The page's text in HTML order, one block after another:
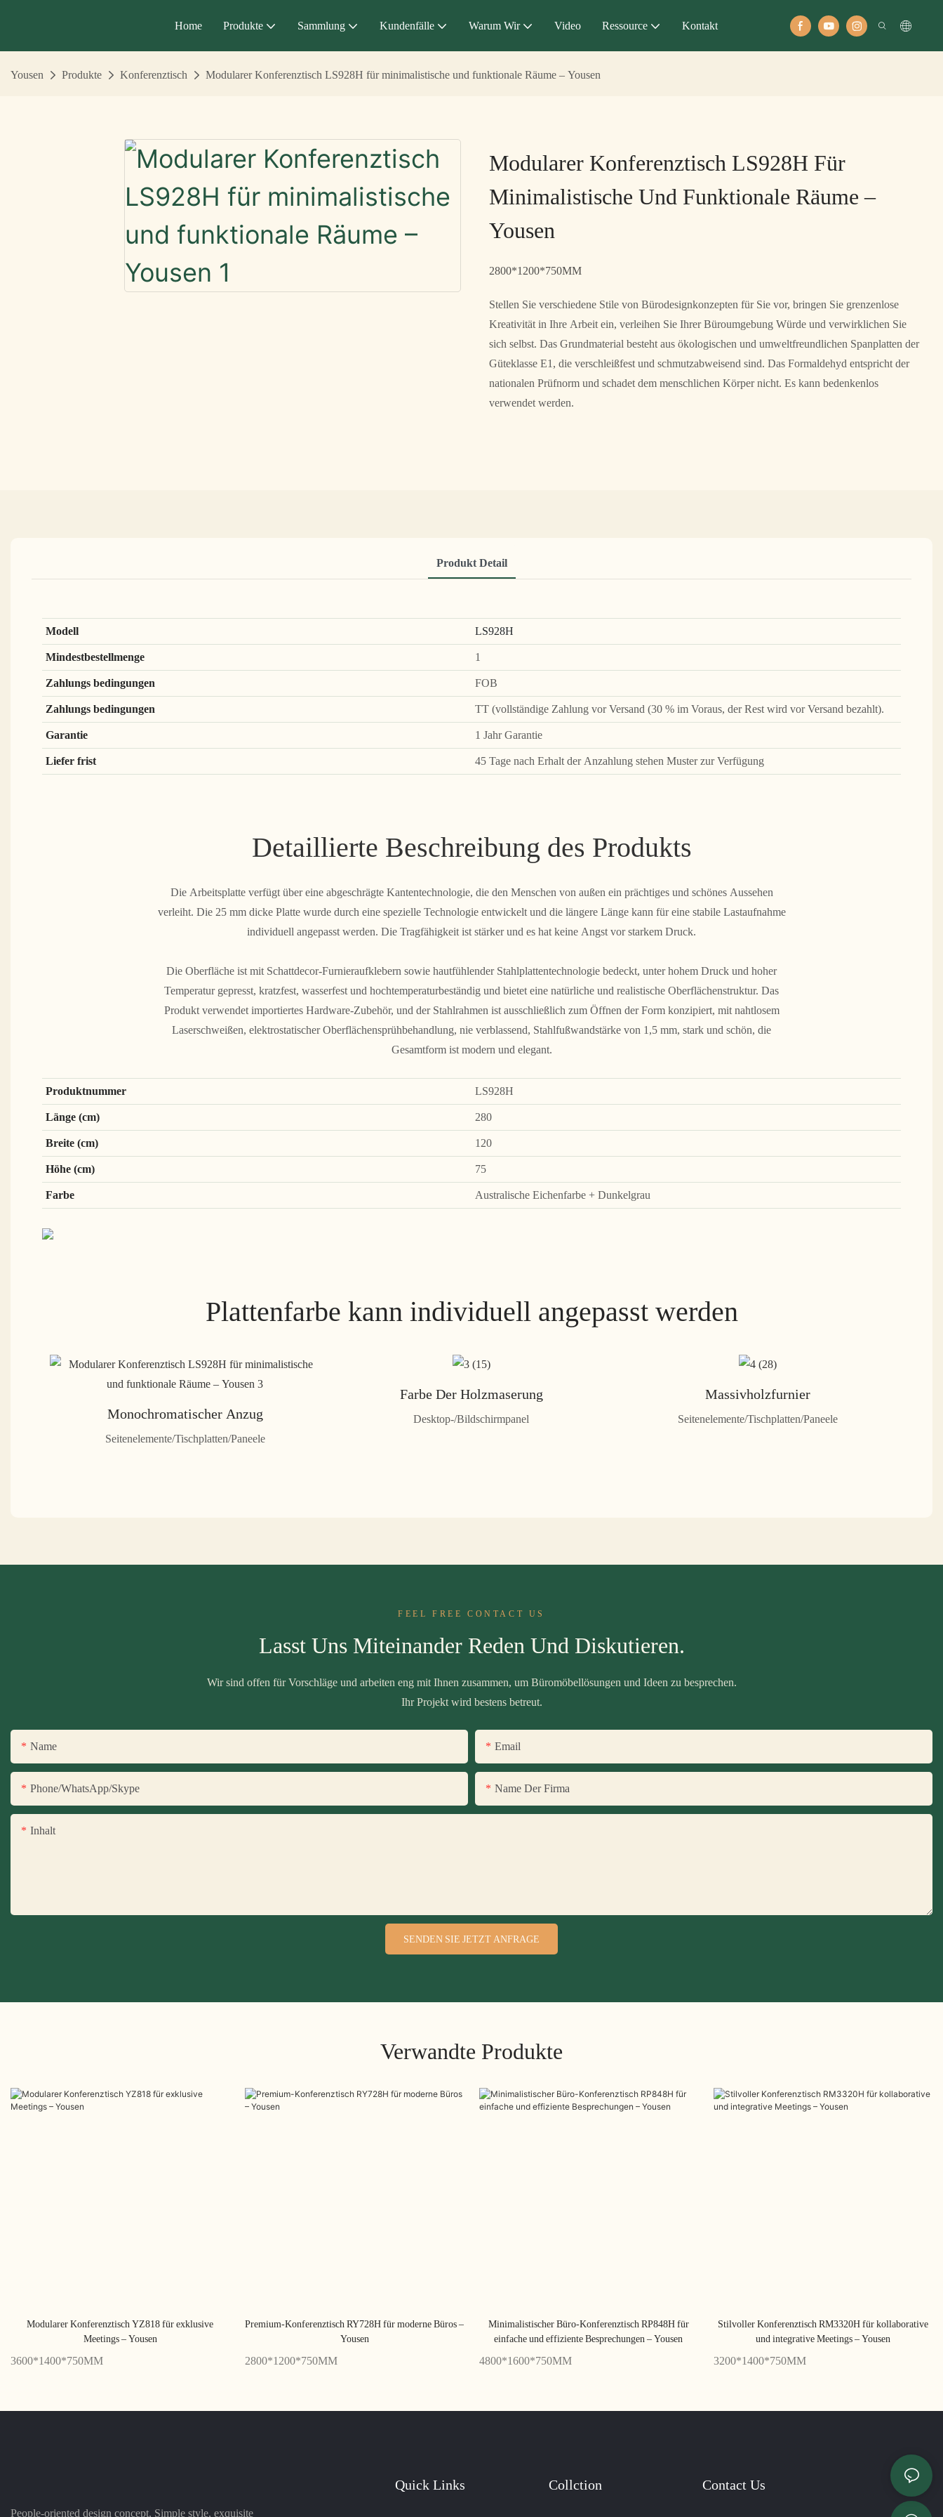
Home Produkte Sammlung Kundenfälle Warum Wir Video Ressource Kontakt
Yousen Produkte Konferenztisch Modularer Konferenztisch LS928H für minimalistische und funktionale Räume – Yousen
Modularer Konferenztisch LS928H Für
Minimalistische Und Funktionale Räume –
Yousen
2800*1200*750MM
Stellen Sie verschiedene Stile von Bürodesignkonzepten für Sie vor, bringen Sie grenzenlose
Kreativität in Ihre Arbeit ein, verleihen Sie Ihrer Büroumgebung Würde und verwirklichen Sie
sich selbst. Das Grundmaterial besteht aus ökologischen und umweltfreundlichen Spanplatten der
Güteklasse E1, die verschleißfest und schmutzabweisend sind. Das Formaldehyd entspricht der
nationalen Prüfnorm und schadet dem menschlichen Körper nicht. Es kann bedenkenlos
verwendet werden.
Produkt Detail
Modell
LS928H
Mindestbestellmenge
1
Zahlungs bedingungen
FOB
Zahlungs bedingungen
TT (vollständige Zahlung vor Versand (30 % im Voraus, der Rest wird vor Versand bezahlt).
Garantie
1 Jahr Garantie
Liefer frist
45 Tage nach Erhalt der Anzahlung stehen Muster zur Verfügung
Detaillierte Beschreibung des Produkts
Die Arbeitsplatte verfügt über eine abgeschrägte Kantentechnologie, die den Menschen von außen ein prächtiges und schönes Aussehen
verleiht. Die 25 mm dicke Platte wurde durch eine spezielle Technologie entwickelt und die längere Länge kann für eine stabile Lastaufnahme
individuell angepasst werden. Die Tragfähigkeit ist stärker und es hat keine Angst vor starkem Druck.
Die Oberfläche ist mit Schattdecor-Furnieraufklebern sowie hautfühlender Stahlplattentechnologie bedeckt, unter hohem Druck und hoher
Temperatur gepresst, kratzfest, wasserfest und hochtemperaturbeständig und bietet eine natürliche und realistische Oberflächenstruktur. Das
Produkt verwendet importiertes Hardware-Zubehör, und der Stahlrahmen ist ausschließlich zum Öffnen der Form konzipiert, mit nahtlosem
Laserschweißen, elektrostatischer Oberflächensprühbehandlung, nie verblassend, Stahlfußwandstärke von 1,5 mm, stark und schön, die
Gesamtform ist modern und elegant.
Produktnummer
LS928H
Länge (cm)
280
Breite (cm)
120
Höhe (cm)
75
Farbe
Australische Eichenfarbe + Dunkelgrau
Plattenfarbe kann individuell angepasst werden
Monochromatischer Anzug
Seitenelemente/Tischplatten/Paneele
Farbe Der Holzmaserung
Desktop-/Bildschirmpanel
Massivholzfurnier
Seitenelemente/Tischplatten/Paneele
FEEL FREE CONTACT US
Lasst Uns Miteinander Reden Und Diskutieren.
Wir sind offen für Vorschläge und arbeiten eng mit Ihnen zusammen, um Büromöbellösungen und Ideen zu besprechen.
Ihr Projekt wird bestens betreut.
Name Email
Phone/WhatsApp/Skype Name Der Firma
Inhalt
SENDEN SIE JETZT ANFRAGE
Verwandte Produkte
Modularer Konferenztisch YZ818 für exklusive
Meetings – Yousen
3600*1400*750MM
Premium-Konferenztisch RY728H für moderne Büros –
Yousen
2800*1200*750MM
Minimalistischer Büro-Konferenztisch RP848H für
einfache und effiziente Besprechungen – Yousen
4800*1600*750MM
Stilvoller Konferenztisch RM3320H für kollaborative
und integrative Meetings – Yousen
3200*1400*750MM
People-oriented design concept, Simple style, exquisite
Quick Links Collction Contact Us